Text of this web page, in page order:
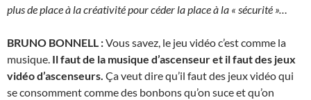
plus de place à la créativité pour céder la place à la « sécurité »…
BRUNO BONNELL :Vous savez, le jeu vidéo c’est comme la
musique. Il faut de la musique d’ascenseur et il faut des jeux
vidéo d’ascenseurs. Ça veut dire qu’il faut des jeux vidéo qui
se consomment comme des bonbons qu’on suce et qu’on